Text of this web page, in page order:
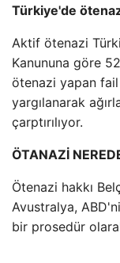
Türkiye'de
Aktif ötenazi
Kanununa göre
ötenazi yapan
yargılanarak
çarptırılıyor.
ÖTANAZİ
Ötenazi hakkı
Avustralya,
bir prosedür